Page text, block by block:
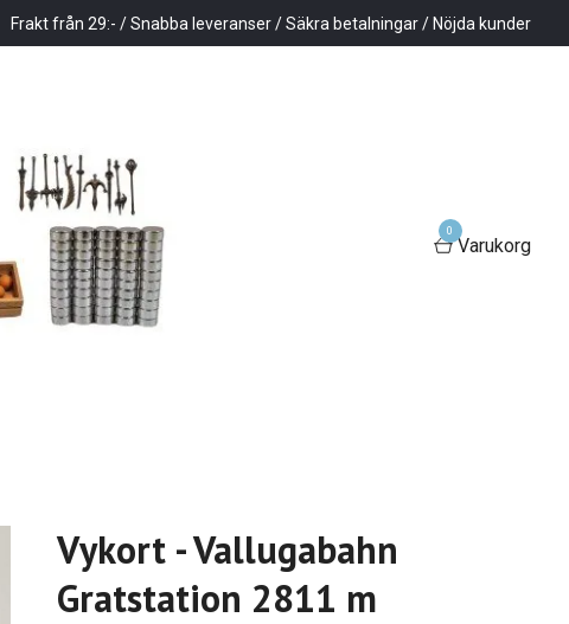
Frakt från 29:- / Snabba leveranser / Säkra betalningar / Nöjda kunder
0
Varukorg
Vykort - Vallugabahn
Gratstation 2811 m